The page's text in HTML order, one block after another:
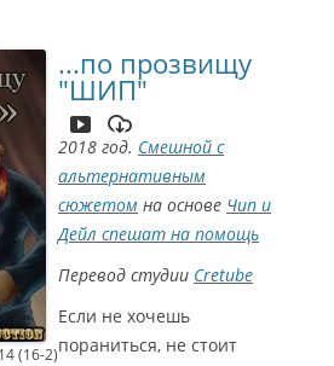
(16-2)
...по прозвищу
"ШИП"
2018 год. Смешной с
альтернативным
сюжетом на основе Чип и
Дейл спешат на помощь
Перевод студии Cretube
Если не хочешь
пораниться, не стоит